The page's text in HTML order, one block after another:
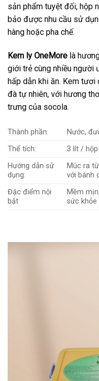
sản phẩm tuyệt đối, hộp
bảo được nhu cầu sử
hàng hoặc pha chế.
Kem ly OneMore là
giới trẻ cùng nhiều người
hấp dẫn khi ăn. Kem tươi
đà tự nhiên, với hương
trưng của socola.
Thành phần:
Nước,
Thể tích:
3 lít / hộp
Hướng dẫn sử
dụng:
Múc ra
với bánh
Đặc điểm nội
bật
Mềm
sức khỏe